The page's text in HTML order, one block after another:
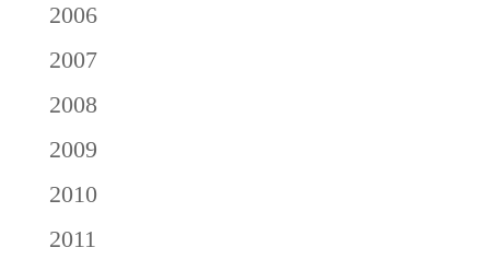
2006
2007
2008
2009
2010
2011